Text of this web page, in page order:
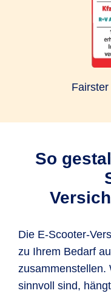
So
Die E-Scooter-
zu Ihrem Bedarf
zusammenstellen.
sinnvoll sind,